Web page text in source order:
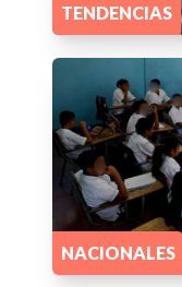
TENDENCIAS
NACIONALES